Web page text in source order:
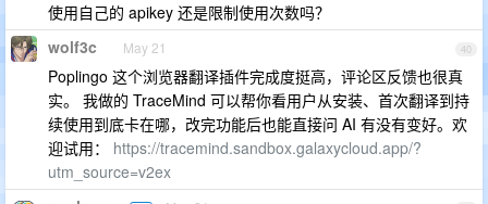
使用自己的 apikey 还是限制使用次数吗？
40
wolf3c May 21
Poplingo 这个浏览器翻译插件完成度挺高，评论区反馈也很真
实。 我做的 TraceMind 可以帮你看用户从安装、首次翻译到持
续使用到底卡在哪，改完功能后也能直接问 AI 有没有变好。欢
迎试用： https://tracemind.sandbox.galaxycloud.app/?
utm_source=v2ex